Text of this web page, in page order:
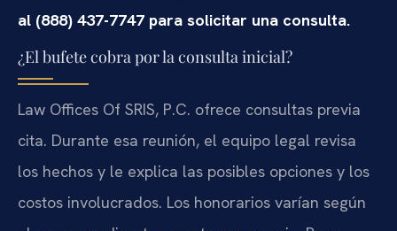
al (888) 437-7747 para solicitar una consulta.
¿El bufete cobra por la consulta inicial?
Law Offices Of SRIS, P.C. ofrece consultas previa
cita. Durante esa reunión, el equipo legal revisa
los hechos y le explica las posibles opciones y los
costos involucrados. Los honorarios varían según